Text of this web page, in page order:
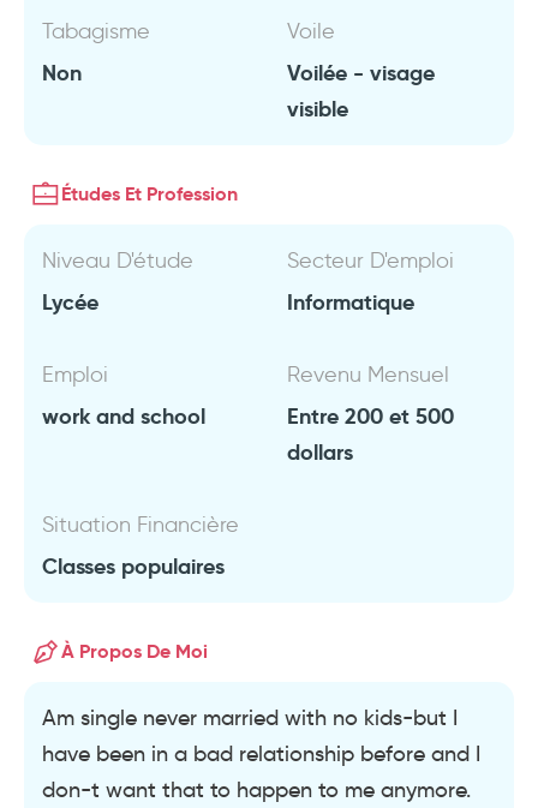
Tabagisme
Non
Voile
Voilée - visage
visible
Études Et Profession
Niveau D'étude
Lycée
Secteur D'emploi
Informatique
Emploi
work and school
Revenu Mensuel
Entre 200 et 500
dollars
Situation Financière
Classes populaires
À Propos De Moi
Am single never married with no kids-but I
have been in a bad relationship before and I
don-t want that to happen to me anymore.